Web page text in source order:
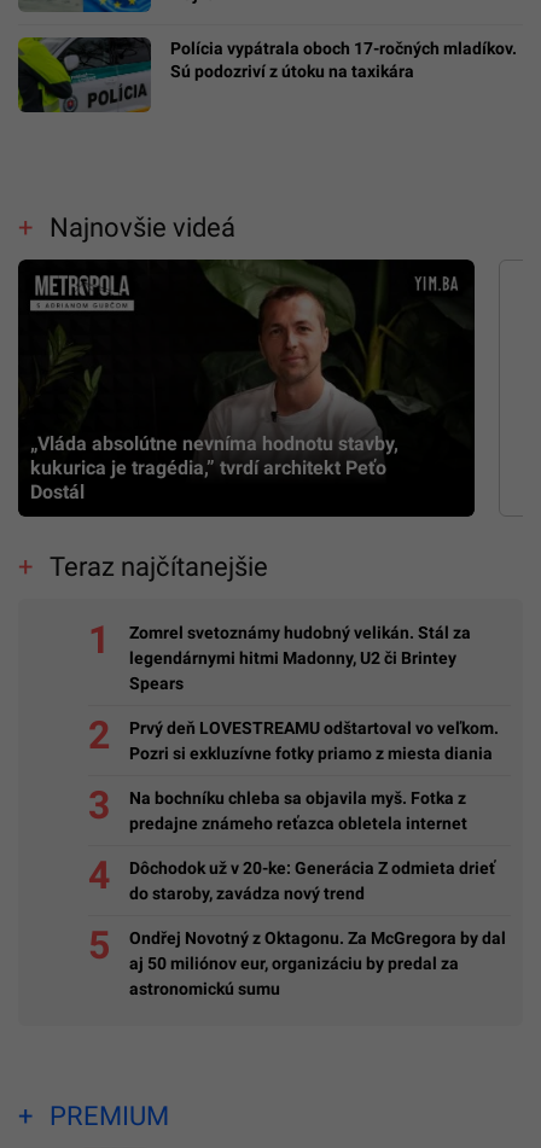
Polícia vypátrala oboch 17-ročných mladíkov.
Sú podozriví z útoku na taxikára
Najnovšie videá
„Vláda absolútne nevníma hodnotu stavby,
kukurica je tragédia,” tvrdí architekt Peťo
Dostál
Teraz najčítanejšie
Zomrel svetoznámy hudobný velikán. Stál za
legendárnymi hitmi Madonny, U2 či Brintey
Spears
Prvý deň LOVESTREAMU odštartoval vo veľkom.
Pozri si exkluzívne fotky priamo z miesta diania
Na bochníku chleba sa objavila myš. Fotka z
predajne známeho reťazca obletela internet
Dôchodok už v 20-ke: Generácia Z odmieta drieť
do staroby, zavádza nový trend
Ondřej Novotný z Oktagonu. Za McGregora by dal
aj 50 miliónov eur, organizáciu by predal za
astronomickú sumu
PREMIUM